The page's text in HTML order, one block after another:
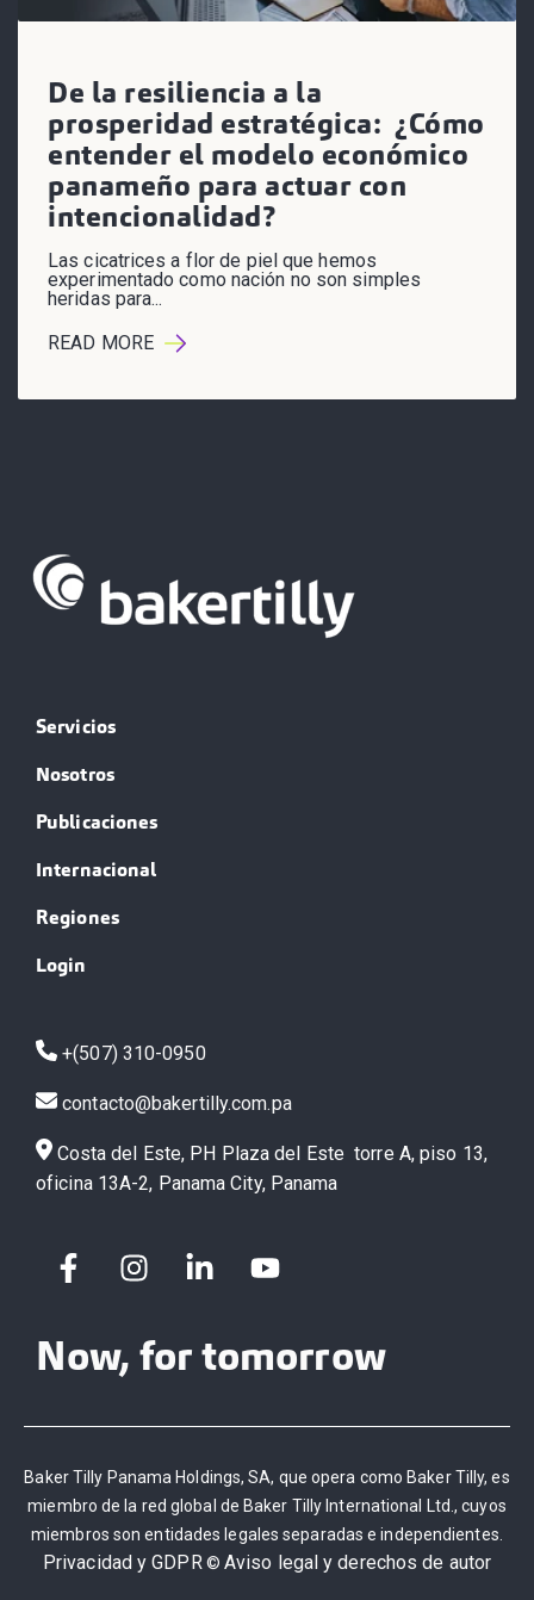
De la resiliencia a la
prosperidad estratégica: ¿Cómo
entender el modelo económico
panameño para actuar con
intencionalidad?
Las cicatrices a flor de piel que hemos
experimentado como nación no son simples
heridas para...
READ MORE
Servicios
Nosotros
Publicaciones
Internacional
Regiones
Login
+(507) 310-0950
contacto@bakertilly.com.pa
Costa del Este, PH Plaza del Este torre A, piso 13,
oficina 13A-2, Panama City, Panama
Now, for tomorrow
Baker Tilly Panama Holdings, SA, que opera como Baker Tilly, es
miembro de la red global de Baker Tilly International Ltd., cuyos
miembros son entidades legales separadas e independientes.
Privacidad y GDPR© Aviso legal y derechos de autor